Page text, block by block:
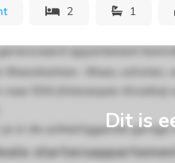
2 1
Dit is
gerenoveerd appartement
Nieuwkerken- Waas,
naar E34 (Antwerpen-
je in de achterliggende